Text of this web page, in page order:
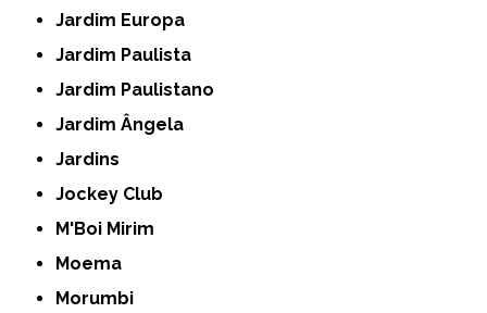
Jardim Europa
Jardim Paulista
Jardim Paulistano
Jardim Ângela
Jardins
Jockey Club
M'Boi Mirim
Moema
Morumbi